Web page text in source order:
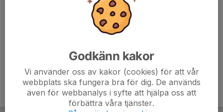
Godkänn kakor
Vi använder oss av kakor (cookies) för att vår
webbplats ska fungera bra för dig. De används
även för webbanalys i syfte att hjälpa oss att
förbättra våra tjänster.